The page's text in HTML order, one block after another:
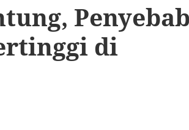
Penyebab
di